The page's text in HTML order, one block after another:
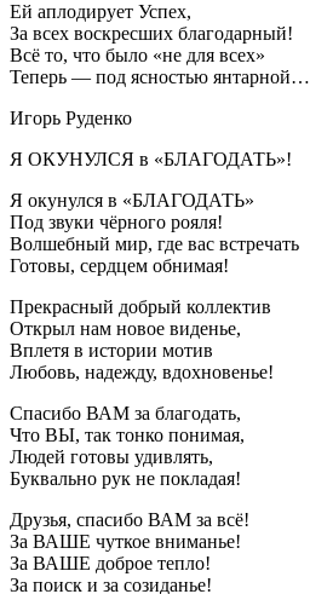
Ей аплодирует Успех,
За всех воскресших благодарный!
Всё то, что было «не для всех»
Теперь — под ясностью янтарной…
Игорь Руденко
Я ОКУНУЛСЯ в «БЛАГОДАТЬ»!
Я окунулся в «БЛАГОДАТЬ»
Под звуки чёрного рояля!
Волшебный мир, где вас встречать
Готовы, сердцем обнимая!
Прекрасный добрый коллектив
Открыл нам новое виденье,
Вплетя в истории мотив
Любовь, надежду, вдохновенье!
Спасибо ВАМ за благодать,
Что ВЫ, так тонко понимая,
Людей готовы удивлять,
Буквально рук не покладая!
Друзья, спасибо ВАМ за всё!
За ВАШЕ чуткое вниманье!
За ВАШЕ доброе тепло!
За поиск и за созиданье!